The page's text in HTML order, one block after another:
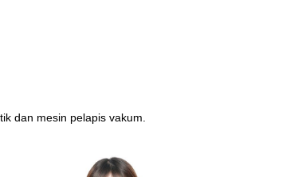
dan mesin pelapis vakum.